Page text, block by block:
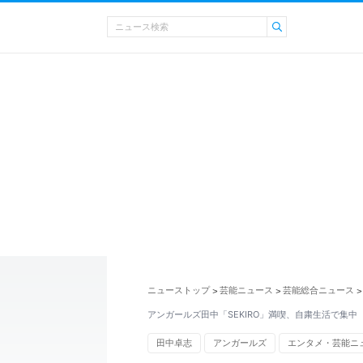
ニューストップ > 芸能ニュース > 芸能総合ニュース >
アンガールズ田中「SEKIRO」満喫、自粛生活で集中
田中卓志 アンガールズ エンタメ・芸能ニ